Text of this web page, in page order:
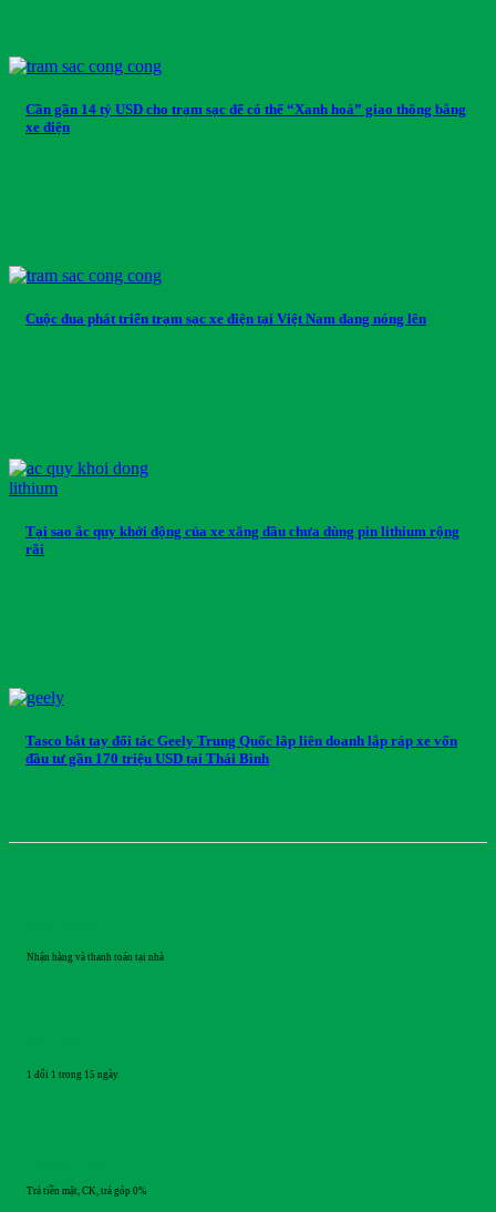
Cần gần 14 tỷ USD cho trạm sạc để có thể “Xanh hoá” giao thông bằng
xe điện
Cuộc đua phát triển trạm sạc xe điện tại Việt Nam đang nóng lên
Tại sao ắc quy khởi động của xe xăng dầu chưa dùng pin lithium rộng
rãi
Tasco bắt tay đối tác Geely Trung Quốc lập liên doanh lắp ráp xe vốn
đầu tư gần 170 triệu USD tại Thái Bình
Nhận hàng và thanh toán tại nhà
1 đổi 1 trong 15 ngày
Trả tiền mặt, CK, trả góp 0%